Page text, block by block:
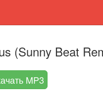
(Sunny Beat
MP3